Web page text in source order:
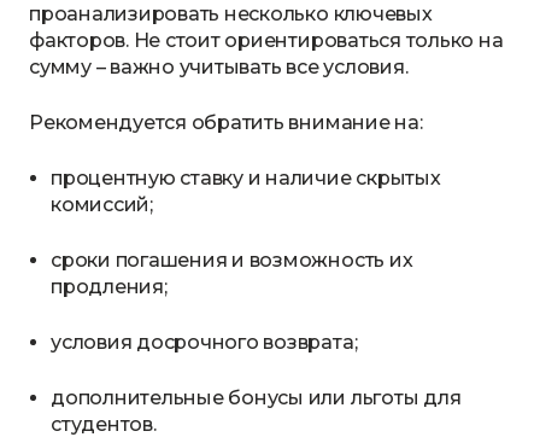
проанализировать несколько ключевых
факторов. Не стоит ориентироваться только на
сумму – важно учитывать все условия.
Рекомендуется обратить внимание на:
процентную ставку и наличие скрытых
комиссий;
сроки погашения и возможность их
продления;
условия досрочного возврата;
дополнительные бонусы или льготы для
студентов.